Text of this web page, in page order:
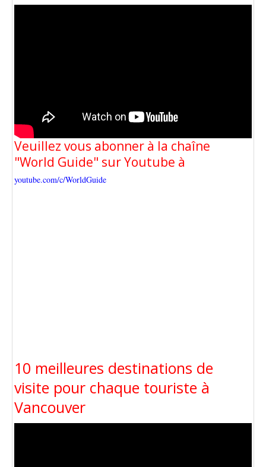
Veuillez vous abonner à la chaîne
"World Guide" sur Youtube à
youtube.com/c/WorldGuide
10 meilleures destinations de
visite pour chaque touriste à
Vancouver